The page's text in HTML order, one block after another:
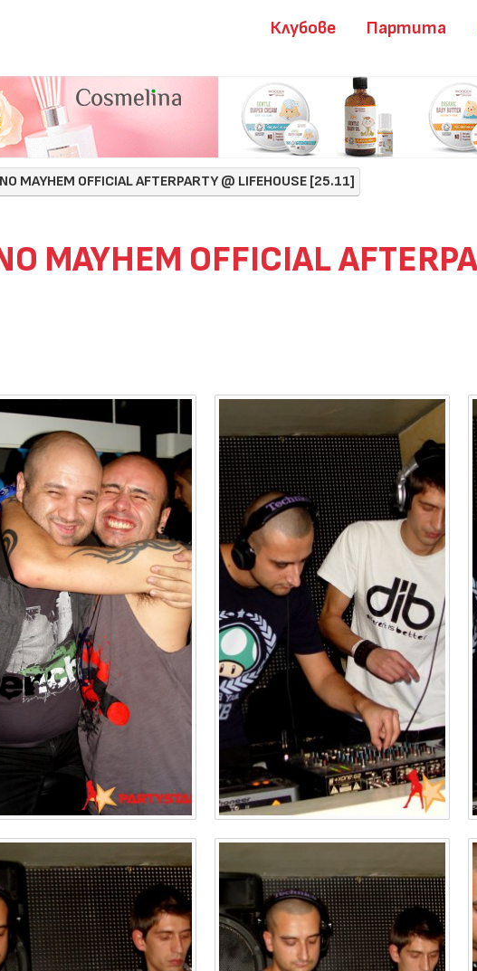
Клубове Партита
MAYHEM OFFICIAL AFTERPARTY @ LIFEHOUSE [25.11]
MAYHEM OFFICIAL